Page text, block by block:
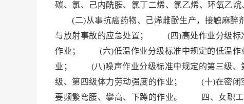
碳、氯、己内酰胺、氯丁二烯、氯乙烯、环氧乙
(二)从事抗癌药物、己烯雌酚生产，接触麻
与放射事故的应急处置； (四)高处作业分级
作业； (六)低温作业分级标准中规定的低温
业； (八)噪声作业分级标准中规定的第三级
级、第四级体力劳动强度的作业； (十)在密闭
要频繁弯腰、攀高、下蹲的作业。 四、女职